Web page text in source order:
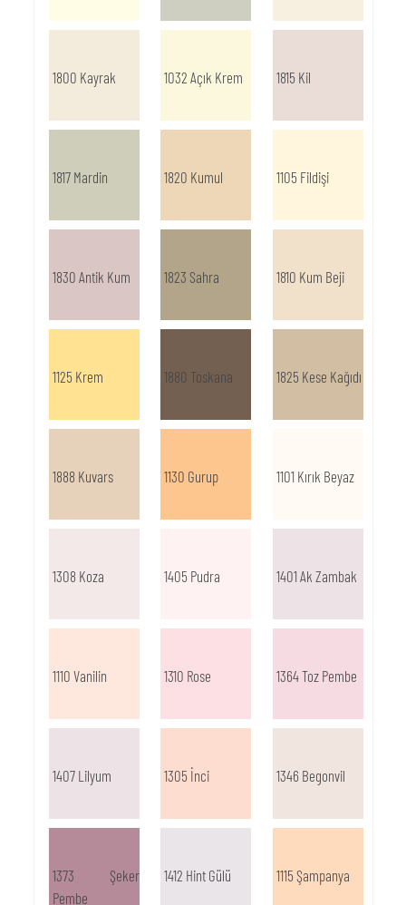
1800 Kayrak 1032 Açık Krem 1815 Kil
1817 Mardin 1820 Kumul 1105 Fildişi
1830 Antik Kum 1823 Sahra 1810 Kum Beji
1125 Krem 1880 Toskana 1825 Kese Kağıdı
1888 Kuvars 1130 Gurup 1101 Kırık Beyaz
1308 Koza 1405 Pudra 1401 Ak Zambak
1110 Vanilin 1310 Rose 1364 Toz Pembe
1407 Lilyum 1305 İnci 1346 Begonvil
1373 Şeker
Pembe
1412 Hint Gülü 1115 Şampanya